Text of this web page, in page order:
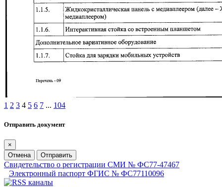
1 2 3 4 5 6 7 ... 104
Отправить документ
×
Отмена
Отправить
Свидетельство о регистрации СМИ № ФС77-47467
Электронный паспорт ФГИС № ФС77110096